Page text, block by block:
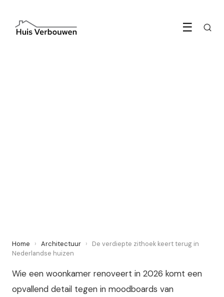
☰
Home › Architectuur ›
De verdiepte zithoek keert terug in
Nederlandse huizen
Wie een woonkamer renoveert in 2026 komt een
opvallend detail tegen in moodboards van